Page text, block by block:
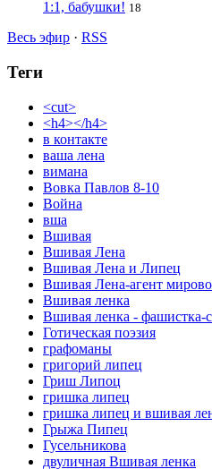
1:1, бабушки! 18
Весь эфир · RSS
Теги
<cut>
<h4></h4>
в контакте
ваша лена
вимана
Вовка Павлов 8-10
Война
вша
Вшивая
Вшивая Лена
Вшивая Лена и Липец
Вшивая Лена-агент
Вшивая ленка
Вшивая ленка - фашистка-
Готическая поэзия
графоманы
григорий липец
Гриш Липоц
гришка липец
гришка липец и вшивая
Грыжа Пипец
Гусельникова
двуличная Вшивая ленка